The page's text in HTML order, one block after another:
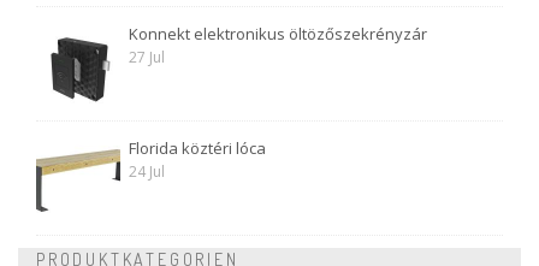
Konnekt elektronikus öltözőszekrényzár
27 Jul
Florida köztéri lóca
24 Jul
PRODUKTKATEGORIEN